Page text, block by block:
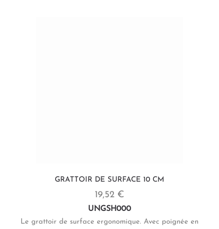
GRATTOIR DE SURFACE 10 CM
19,52 €
UNGSH000
Le grattoir de surface ergonomique. Avec poignée en